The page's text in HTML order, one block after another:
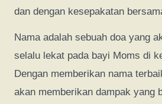
dan dengan kesepakatan
Nama adalah sebuah doa yang
selalu lekat pada bayi Moms di
Dengan memberikan nama
akan memberikan dampak yang